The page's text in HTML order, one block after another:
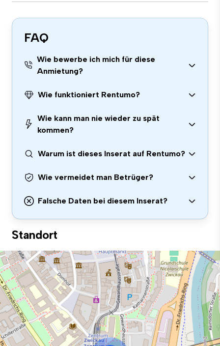
FAQ
Wie bewerbe ich mich für diese
Anmietung?
Wie funktioniert Rentumo?
Wie kann man nie wieder zu spät
kommen?
Warum ist dieses Inserat auf Rentumo?
Wie vermeidet man Betrüger?
Falsche Daten bei diesem Inserat?
Standort